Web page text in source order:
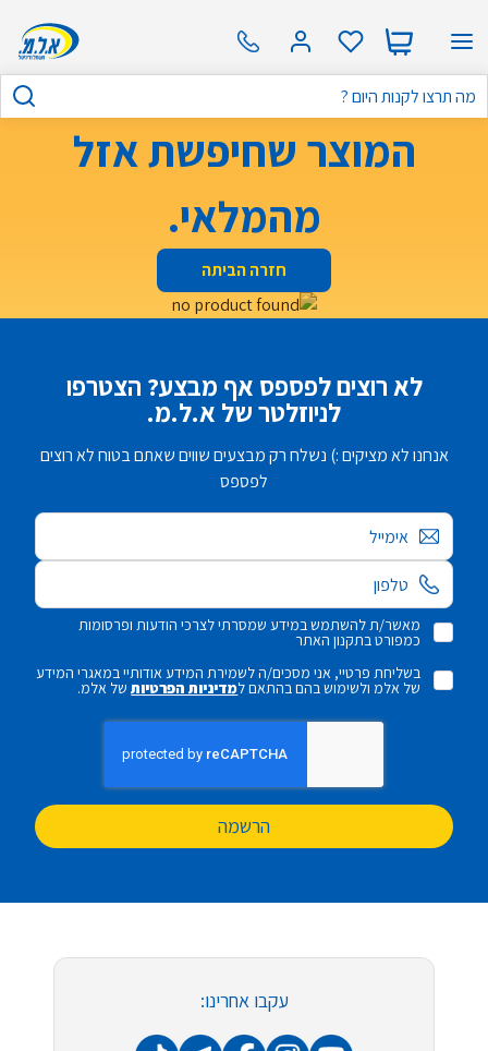
המוצר שחיפשת אזל
מהמלאי.
חזרה הביתה
לא רוצים לפספס אף מבצע? הצטרפו
לניוזלטר של א.ל.מ.
אנחנו לא מציקים :) נשלח רק מבצעים שווים שאתם בטוח לא רוצים
לפספס
אימייל
מאשר/ת להשתמש במידע שמסרתי לצרכי הודעות ופרסומות
כמפורט בתקנון האתר
בשליחת פרטיי, אני מסכים/ה לשמירת המידע אודותיי במאגרי המידע
של אלמ ולשימוש בהם בהתאם למדיניות הפרטיותשל אלמ.
הרשמה
עקבו אחרינו: